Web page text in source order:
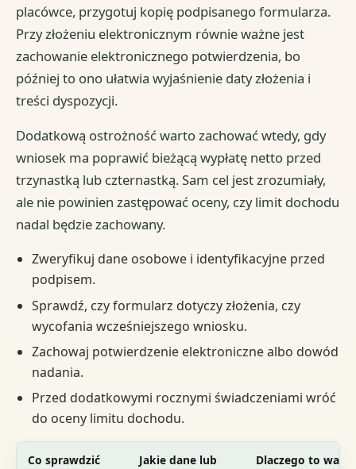
placówce, przygotuj kopię podpisanego formularza.
Przy złożeniu elektronicznym równie ważne jest
zachowanie elektronicznego potwierdzenia, bo
później to ono ułatwia wyjaśnienie daty złożenia i
treści dyspozycji.
Dodatkową ostrożność warto zachować wtedy, gdy
wniosek ma poprawić bieżącą wypłatę netto przed
trzynastką lub czternastką. Sam cel jest zrozumiały,
ale nie powinien zastępować oceny, czy limit dochodu
nadal będzie zachowany.
Zweryfikuj dane osobowe i identyfikacyjne przed
podpisem.
Sprawdź, czy formularz dotyczy złożenia, czy
wycofania wcześniejszego wniosku.
Zachowaj potwierdzenie elektroniczne albo dowód
nadania.
Przed dodatkowymi rocznymi świadczeniami wróć
do oceny limitu dochodu.
Co sprawdzić
Jakie dane lub
Dlaczego to